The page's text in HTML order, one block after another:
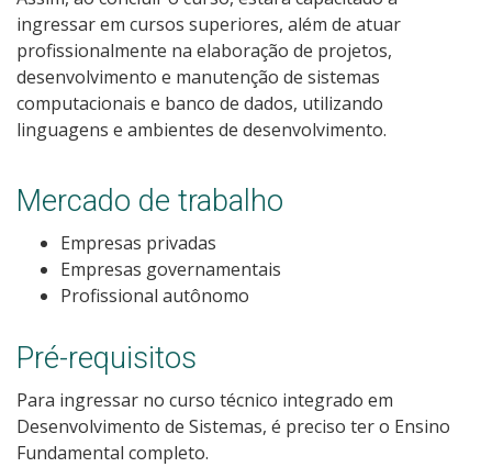
Resultados
Resultados Vagas Remanescentes
Como posso estudar no IFSC?
Calendário de inscrições
Processos Seletivos
Inscrições e acompanhamento
Orientações para Matrícula
ingressar em cursos superiores, além de atuar
profissionalmente na elaboração de projetos,
desenvolvimento e manutenção de sistemas
computacionais e banco de dados, utilizando
linguagens e ambientes de desenvolvimento.
Mercado de trabalho
Empresas privadas
Empresas governamentais
Profissional autônomo
Pré-requisitos
Para ingressar no curso técnico integrado em
Desenvolvimento de Sistemas, é preciso ter o Ensino
Fundamental completo.